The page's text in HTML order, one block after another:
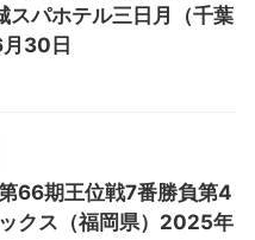
スパホテル三日月（千葉
30日
66期王位戦7番勝負第4
クス（福岡県）2025年